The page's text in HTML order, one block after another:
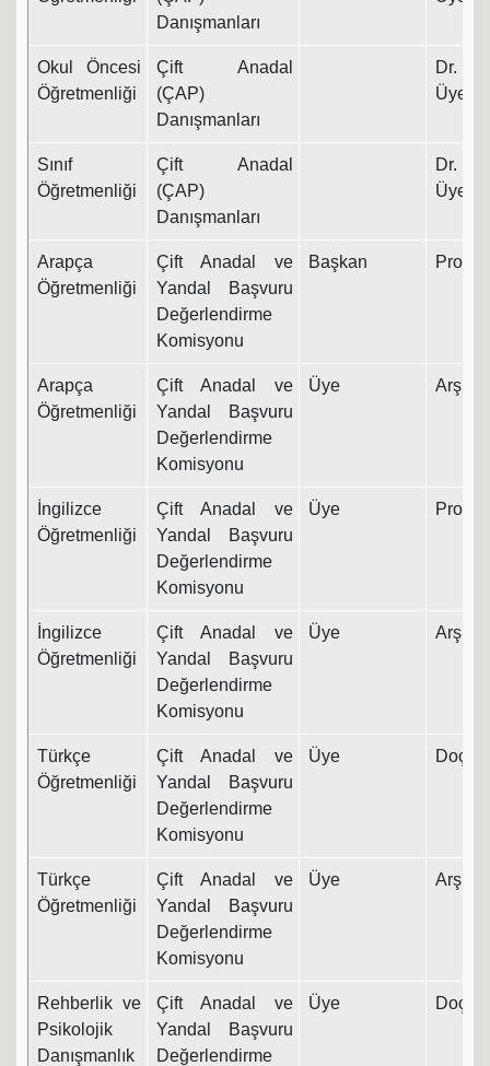
Danışmanları
Okul Öncesi
Öğretmenliği
Çift Anadal
(ÇAP)
Danışmanları
Dr.
Üyesi
Sınıf
Öğretmenliği
Çift Anadal
(ÇAP)
Danışmanları
Dr.
Üyesi
Arapça
Öğretmenliği
Çift Anadal ve
Yandal Başvuru
Değerlendirme
Komisyonu
Başkan Prof.
Arapça
Öğretmenliği
Çift Anadal ve
Yandal Başvuru
Değerlendirme
Komisyonu
Üye Arş.
İngilizce
Öğretmenliği
Çift Anadal ve
Yandal Başvuru
Değerlendirme
Komisyonu
Üye Prof.
İngilizce
Öğretmenliği
Çift Anadal ve
Yandal Başvuru
Değerlendirme
Komisyonu
Üye Arş.
Türkçe
Öğretmenliği
Çift Anadal ve
Yandal Başvuru
Değerlendirme
Komisyonu
Üye Doç.
Türkçe
Öğretmenliği
Çift Anadal ve
Yandal Başvuru
Değerlendirme
Komisyonu
Üye Arş.
Rehberlik ve
Psikolojik
Danışmanlık
Çift Anadal ve
Yandal Başvuru
Değerlendirme
Üye Doç.